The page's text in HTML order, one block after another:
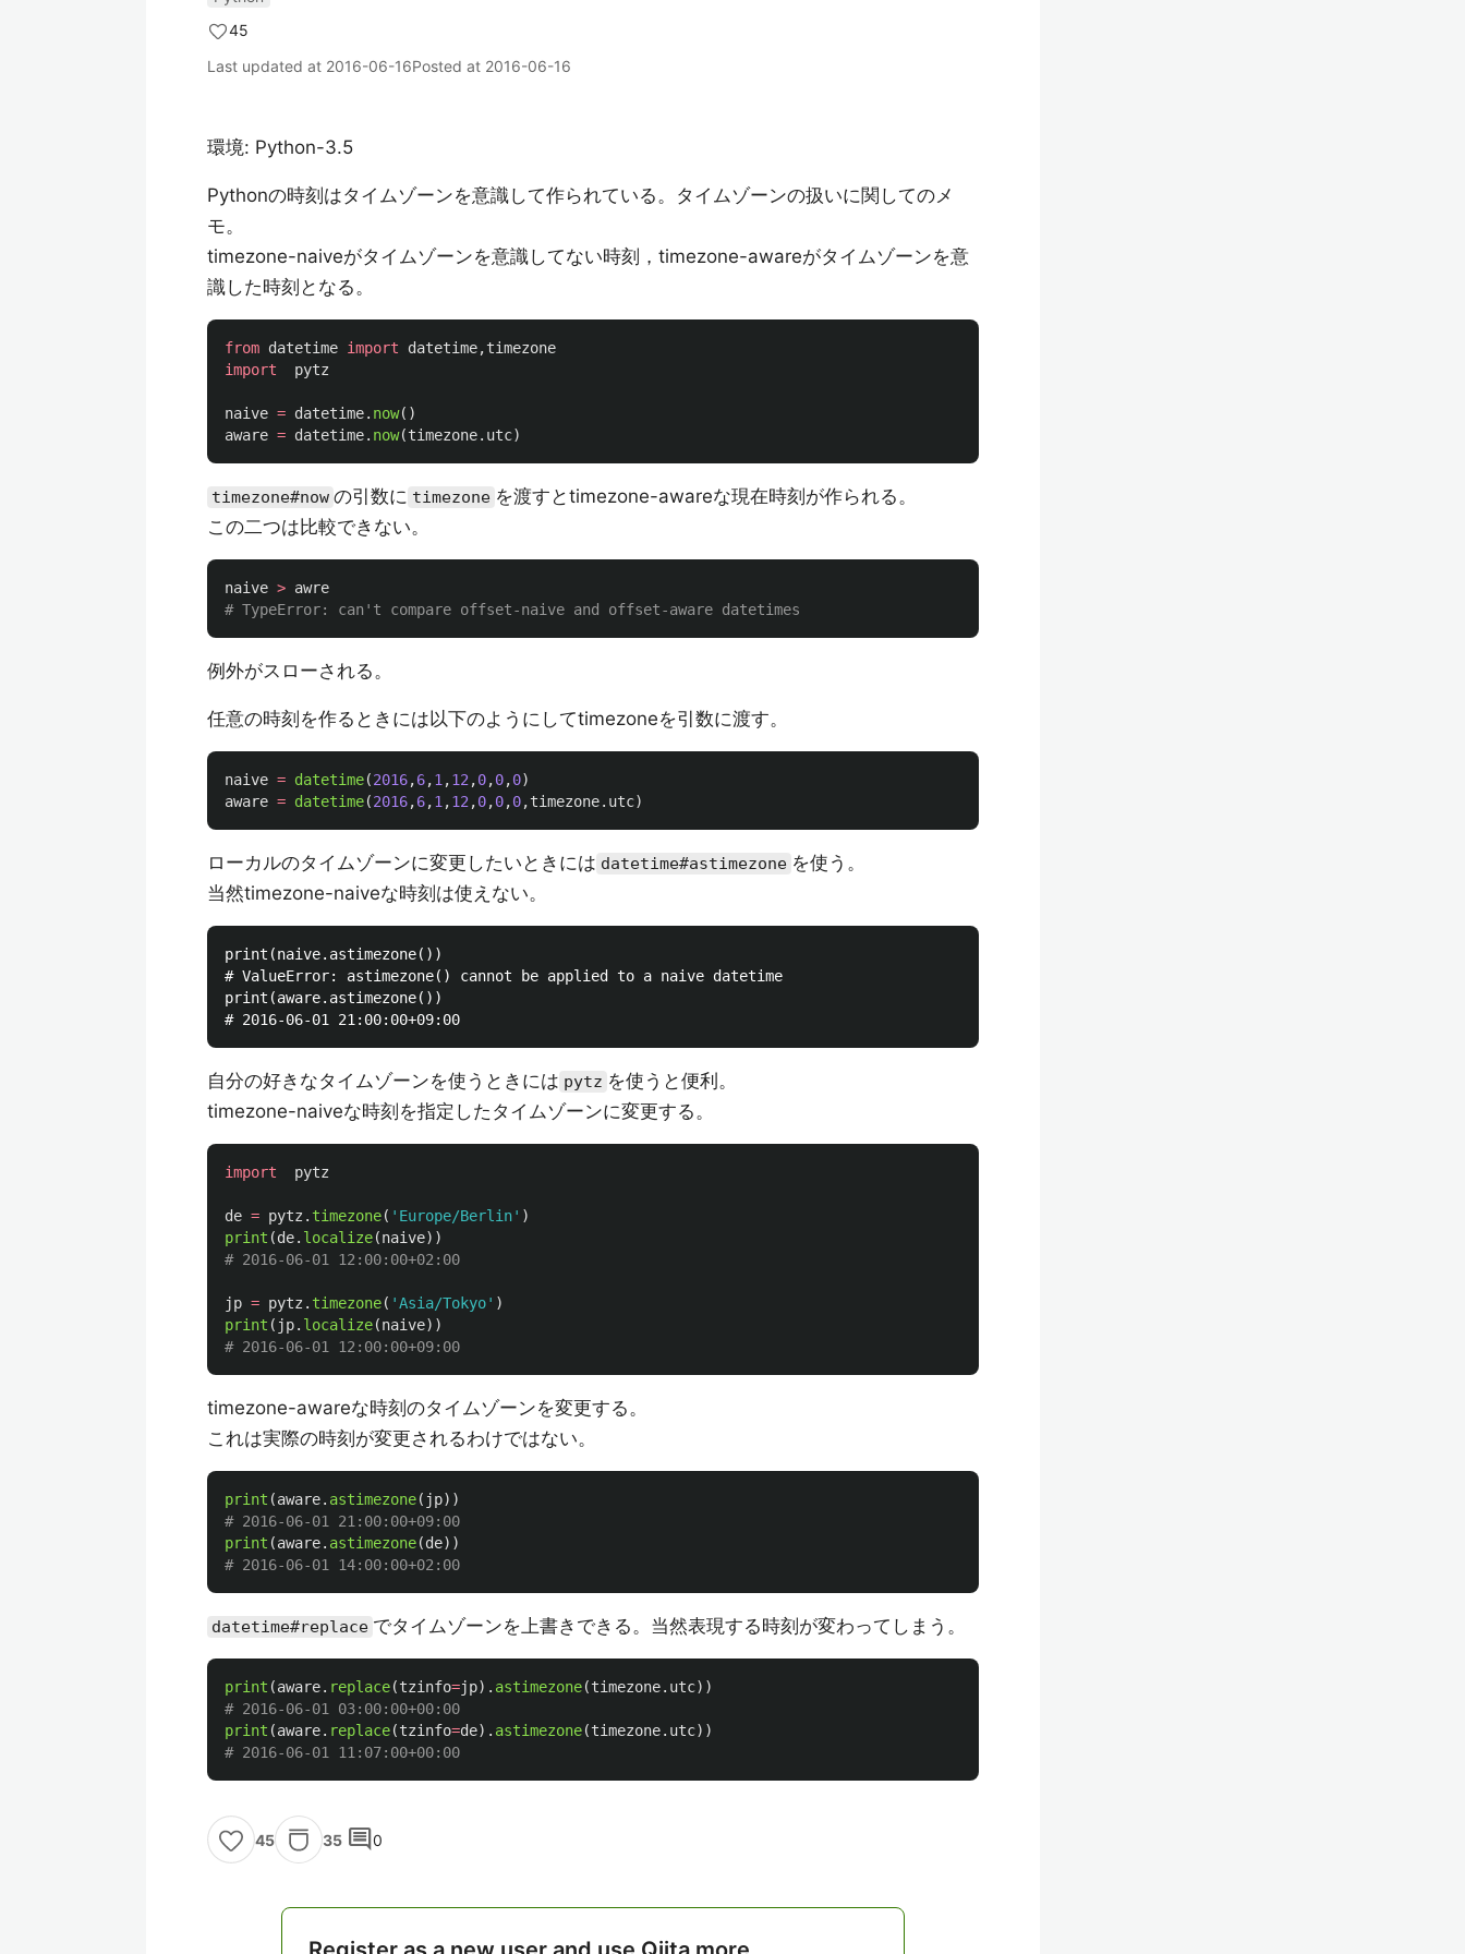
45
Last updated at 2016-06-16Posted at 2016-06-16
環境: Python-3.5
Pythonの時刻はタイムゾーンを意識して作られている。タイムゾーンの扱いに関してのメ
モ。
timezone-naiveがタイムゾーンを意識してない時刻，timezone-awareがタイムゾーンを意
識した時刻となる。
from datetime import datetime,timezone
import
pytz
naive = datetime. now()
aware = datetime. now(timezone. utc)
timezone#now の引数に timezone を渡すとtimezone-awareな現在時刻が作られる。
この二つは比較できない。
naive > awre
例外がスローされる。
任意の時刻を作るときには以下のようにしてtimezoneを引数に渡す。
naive = datetime(2016,6,1 ,12 ,0,0,0)
aware = datetime(2016,6,1 ,12 ,0,0,0,timezone. utc)
ローカルのタイムゾーンに変更したいときには datetime#astimezone を使う。
当然timezone-naiveな時刻は使えない。
print(naive.astimezone())
# ValueError: astimezone() cannot be applied to a naive datetime
print(aware.astimezone())
自分の好きなタイムゾーンを使うときには pytz を使うと便利。
timezone-naiveな時刻を指定したタイムゾーンに変更する。
import pytz
de = pytz . timezone( ' Europe/Berlin' )
print (de. localize(naive))
jp = pytz . timezone( 'Asia/Tokyo' )
print ( jp. localize(naive))
timezone-awareな時刻のタイムゾーンを変更する。
これは実際の時刻が変更されるわけではない。
print (aware. astimezone( jp))
print (aware. astimezone(de))
datetime#replace でタイムゾーンを上書きできる。当然表現する時刻が変わってしまう。
print (aware. replace(tzinfo=jp). astimezone(timezone. utc))
print (aware. replace(tzinfo=de). astimezone(timezone. utc))
45 35 comment0